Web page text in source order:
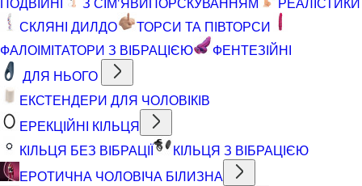
СКЛЯНІ ДИЛДО
ТОРСИ ТА ПІВТОРСИ
ФАЛОІМІТАТОРИ З ВІБРАЦІЄЮ
ФЕНТЕЗІЙНІ
ДЛЯ НЬОГО
ЕКСТЕНДЕРИ ДЛЯ ЧОЛОВІКІВ
ЕРЕКЦІЙНІ КІЛЬЦЯ
КІЛЬЦЯ БЕЗ ВІБРАЦІЇ
КІЛЬЦЯ З ВІБРАЦІЄЮ
ЕРОТИЧНА ЧОЛОВІЧА БІЛИЗНА